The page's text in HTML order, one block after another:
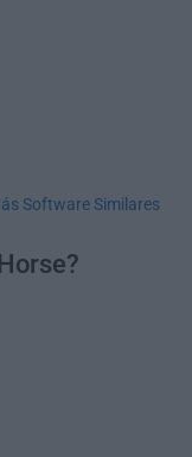
Software Similares